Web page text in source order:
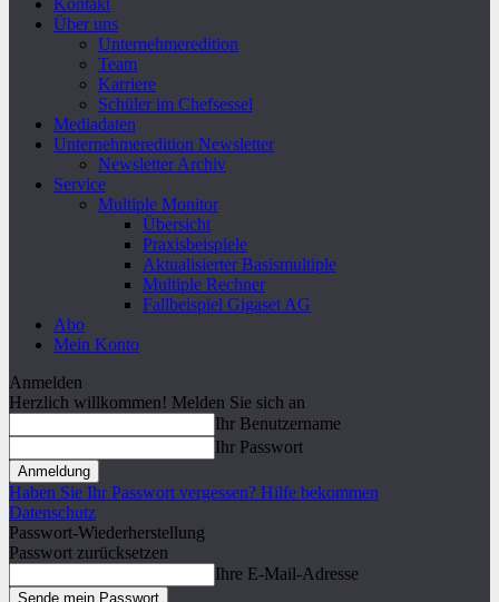
Kontakt
Über uns
Unternehmeredition
Team
Karriere
Schüler im Chefsessel
Mediadaten
Unternehmeredition Newsletter
Newsletter Archiv
Service
Multiple Monitor
Übersicht
Praxisbeispiele
Aktualisierter Basismultiple
Multiple Rechner
Fallbeispiel Gigaset AG
Abo
Mein Konto
Anmelden
Herzlich willkommen! Melden Sie sich an
Ihr Benutzername
Ihr Passwort
Haben Sie Ihr Passwort vergessen? Hilfe bekommen
Datenschutz
Passwort-Wiederherstellung
Passwort zurücksetzen
Ihre E-Mail-Adresse